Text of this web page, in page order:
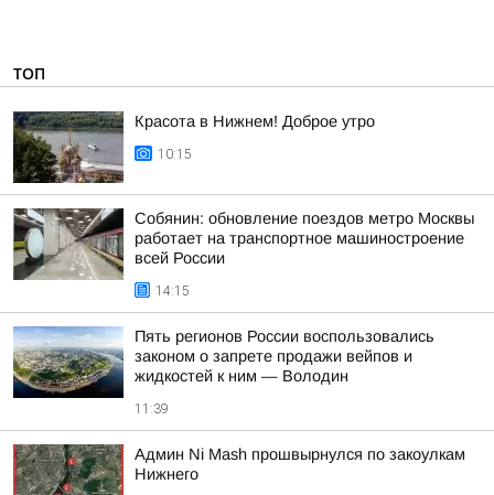
ТОП
Красота в Нижнем! Доброе утро
10:15
Собянин: обновление поездов метро Москвы
работает на транспортное машиностроение
всей России
14:15
Пять регионов России воспользовались
законом о запрете продажи вейпов и
жидкостей к ним — Володин
11:39
Админ Ni Mash прошвырнулся по закоулкам
Нижнего